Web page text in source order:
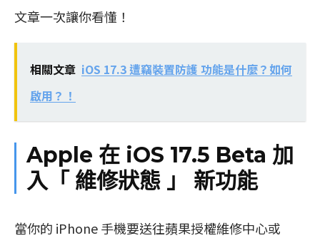
文章一次讓你看懂！
相關文章 iOS 17.3 遭竊裝置防護 功能是什麼？如何
啟用？！
Apple 在 iOS 17.5 Beta 加
入「 維修狀態 」 新功能
當你的 iPhone 手機要送往蘋果授權維修中心或